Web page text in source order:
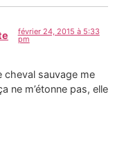
février 24, 2015 à 5:33
pm
cheval sauvage me
ne m’étonne pas, elle